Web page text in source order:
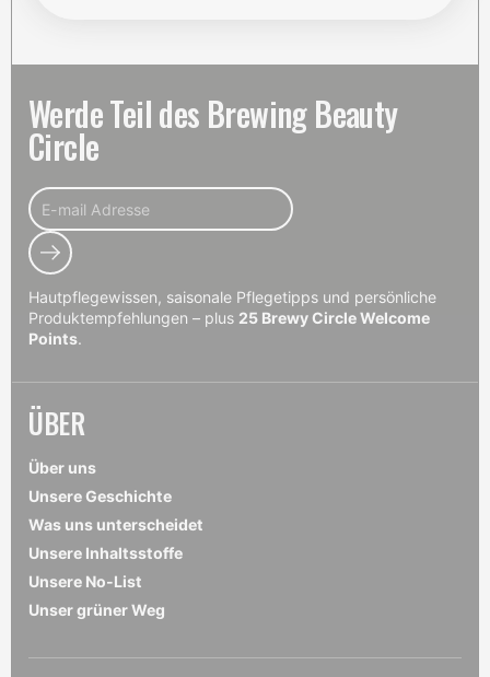
Werde Teil des Brewing Beauty
Circle
Abonnieren
Hautpflegewissen, saisonale Pflegetipps und persönliche
Produktempfehlungen – plus 25 Brewy Circle Welcome
Points.
ÜBER
Über uns
Unsere Geschichte
Was uns unterscheidet
Unsere Inhaltsstoffe
Unsere No-List
Unser grüner Weg